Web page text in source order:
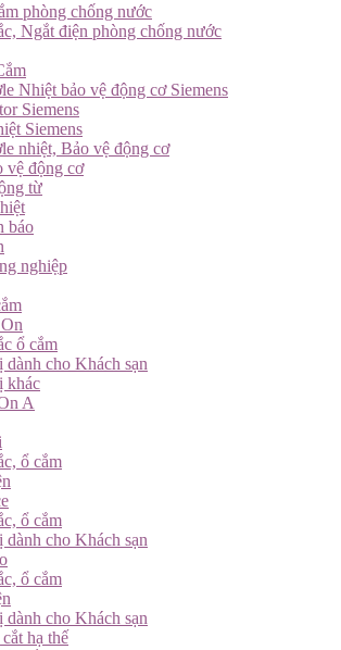
phòng chống nước
Ngắt điện phòng chống nước
Nhiệt bảo vệ động cơ Siemens
Siemens
Siemens
nhiệt, Bảo vệ động cơ
vệ động cơ
từ
báo
nghiệp
ổ cắm
dành cho Khách sạn
khác
A
ổ cắm
ổ cắm
dành cho Khách sạn
ổ cắm
dành cho Khách sạn
hạ thế